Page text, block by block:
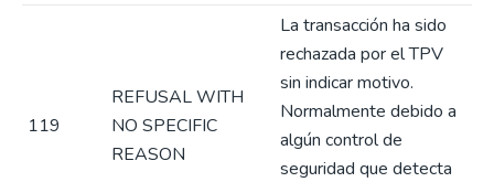
119
REFUSAL WITH
NO SPECIFIC
REASON
La transacción ha sido
rechazada por el TPV
sin indicar motivo.
Normalmente debido a
algún control de
seguridad que detecta